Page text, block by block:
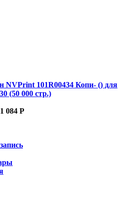
NVPrint 101R00434 Копи- () для
(50 000 стр.)
1 084 Р